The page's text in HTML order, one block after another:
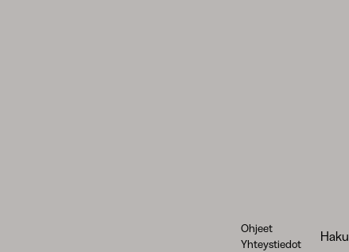
Ohjeet
Yhteystiedot
Haku